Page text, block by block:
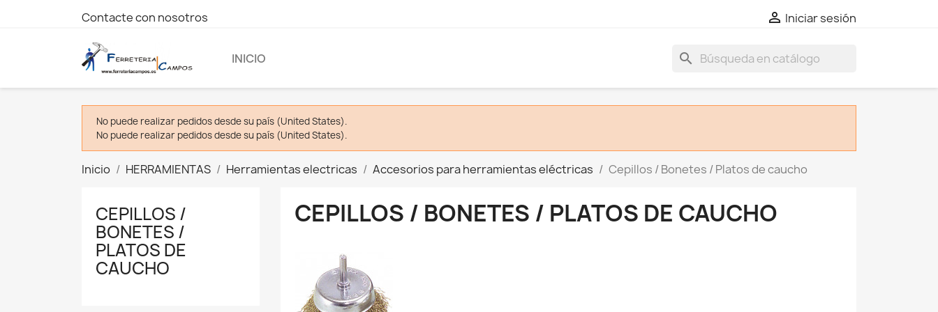
Contacte con nosotros  Iniciar sesión
INICIO search
No puede realizar pedidos desde su país (United States).
No puede realizar pedidos desde su país (United States).
Inicio HERRAMIENTAS Herramientas electricas Accesorios para herramientas eléctricas Cepillos / Bonetes / Platos de caucho
CEPILLOS /
BONETES /
PLATOS DE
CAUCHO
CEPILLOS / BONETES / PLATOS DE CAUCHO